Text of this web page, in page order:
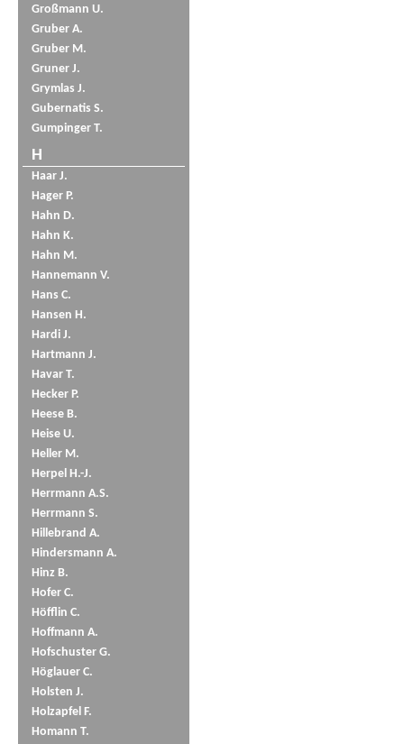
Großmann U.
Gruber A.
Gruber M.
Gruner J.
Grymlas J.
Gubernatis S.
Gumpinger T.
H
Haar J.
Hager P.
Hahn D.
Hahn K.
Hahn M.
Hannemann V.
Hans C.
Hansen H.
Hardi J.
Hartmann J.
Havar T.
Hecker P.
Heese B.
Heise U.
Heller M.
Herpel H.-J.
Herrmann A.S.
Herrmann S.
Hillebrand A.
Hindersmann A.
Hinz B.
Hofer C.
Höfflin C.
Hoffmann A.
Hofschuster G.
Höglauer C.
Holsten J.
Holzapfel F.
Homann T.